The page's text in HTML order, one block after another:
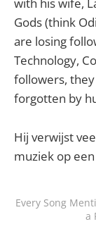
with his wife,
Gods (think
are losing
Technology,
followers,
forgotten by
Hij verwijst
muziek op
Every Song
a